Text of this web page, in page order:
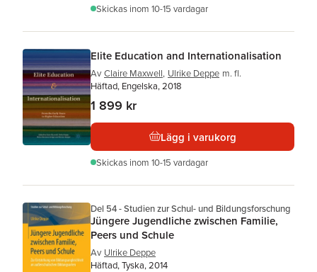
Skickas inom 10-15 vardagar
Elite Education and Internationalisation
Av Claire Maxwell, Ulrike Deppe m. fl.
Häftad, Engelska, 2018
1 899 kr
Lägg i varukorg
Skickas inom 10-15 vardagar
Del 54 - Studien zur Schul- und Bildungsforschung
Jüngere Jugendliche zwischen Familie,
Peers und Schule
Av Ulrike Deppe
Häftad, Tyska, 2014